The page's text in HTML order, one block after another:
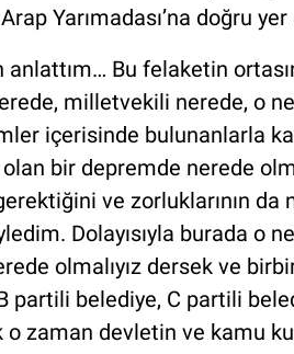
Yarımadası’na doğru
anlattım… Bu felaketin
milletvekili nerede, o
içerisinde bulunanlarla
olan bir depremde nerede
ve zorluklarının
Dolayısıyla burada o
olmalıyız dersek ve
partili belediye, C partili
zaman devletin ve kamu